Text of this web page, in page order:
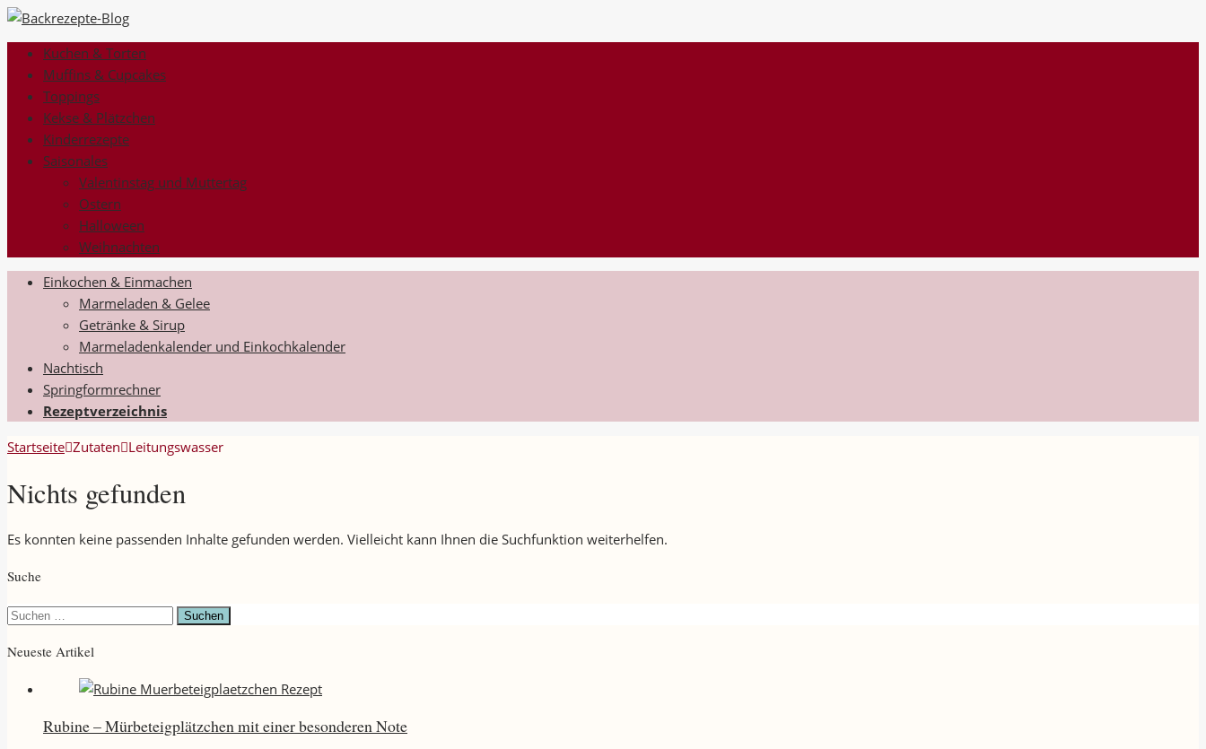
Kuchen & Torten
Muffins & Cupcakes
Toppings
Kekse & Plätzchen
Kinderrezepte
Saisonales
Valentinstag und Muttertag
Ostern
Halloween
Weihnachten
Einkochen & Einmachen
Marmeladen & Gelee
Getränke & Sirup
Marmeladenkalender und Einkochkalender
Nachtisch
Springformrechner
Rezeptverzeichnis
Startseite Zutaten Leitungswasser
Nichts gefunden
Es konnten keine passenden Inhalte gefunden werden. Vielleicht kann Ihnen die Suchfunktion weiterhelfen.
Suche
Suchen
Neueste Artikel
Rubine – Mürbeteigplätzchen mit einer besonderen Note